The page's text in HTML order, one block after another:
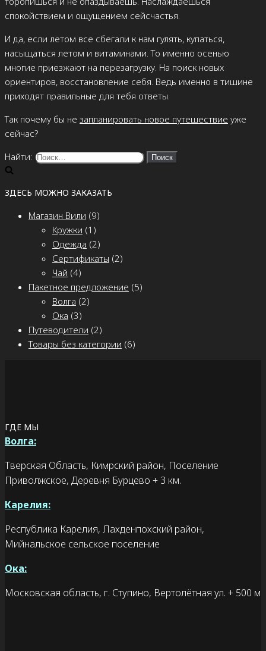
спокойствием и ощущением сейсчастья.
И да, если летом все сбегали к нам гулять, купаться,
насыщаться летом и витаминами. То именно осенью
многие приезжают на перезагрузку. На поиск новых
ориентиров, восстановление себя. Ведь именно в тишине
приходят правильные для тебя ответы.
Так почему бы не запланировать новое путешествие уже
сейчас?
Найти:
ЗДЕСЬ МОЖНО ЗАКАЗАТЬ
Магазин Вили (9)
Кружки (1)
Одежда (2)
Сертификаты (2)
Чай (4)
Пакетное предложение (5)
Волга (2)
Ока (3)
Путеводители (2)
Товары без категории (6)
ГДЕ МЫ
Волга:
Тверская Область, Кимрский район, Поселение
Приволжское, Деревня Бурцево + 3 км.
Карелия:
Республика Карелия, Лахденпохский район,
Мийнальское сельское поселение
Ока:
Московская область, г. Ступино, Вертолётная ул. + 500 м